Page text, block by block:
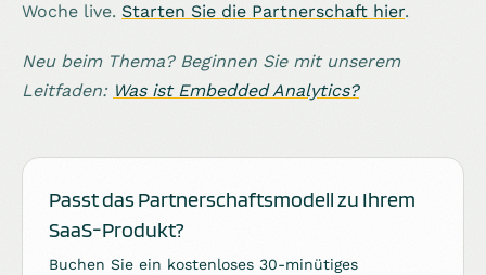
Woche live. Starten Sie die Partnerschaft hier.
Neu beim Thema? Beginnen Sie mit unserem
Leitfaden: Was ist Embedded Analytics?
Passt das Partnerschaftsmodell zu Ihrem
SaaS-Produkt?
Buchen Sie ein kostenloses 30-minütiges